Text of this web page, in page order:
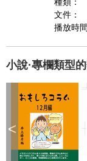
種類：
文件：
播放時間
小說·專欄類型
<